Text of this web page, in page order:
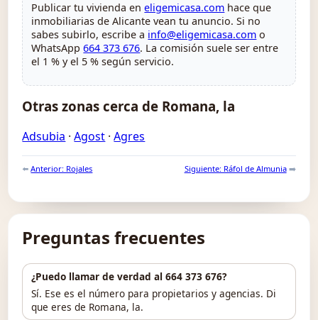
Publicar tu vivienda eneligemicasa.com hace que
inmobiliarias de Alicante vean tu anuncio. Si no
sabes subirlo, escribe a info@eligemicasa.com o
WhatsApp664 373 676. La comisión suele ser entre
el 1 % y el 5 % según servicio.
Otras zonas cerca de Romana, la
Adsubia ·Agost ·Agres
⬅️Anterior: Rojales Siguiente: Ráfol de Almunia➡️
Preguntas frecuentes
¿Puedo llamar de verdad al 664 373 676?
Sí. Ese es el número para propietarios y agencias. Di
que eres de Romana, la.